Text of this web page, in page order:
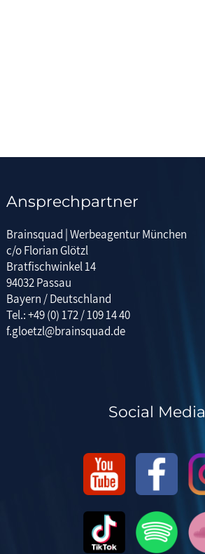
Ansprechpartner
Brainsquad | Werbeagentur München
c/o Florian Glötzl
Bratfischwinkel 14
94032 Passau
Bayern / Deutschland
Tel.: +49 (0) 172 / 109 14 40
f.gloetzl@brainsquad.de
Social Media